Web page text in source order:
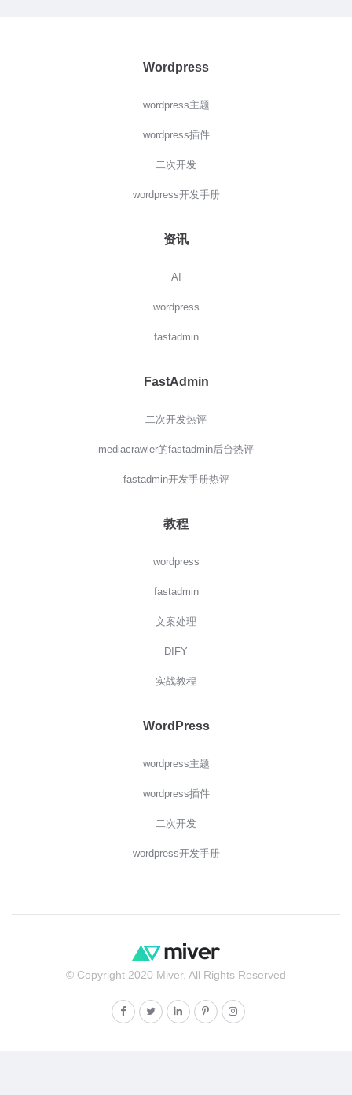
Wordpress
wordpress主题
wordpress插件
二次开发
wordpress开发手册
资讯
AI
wordpress
fastadmin
FastAdmin
二次开发热评
mediacrawler的fastadmin后台热评
fastadmin开发手册热评
教程
wordpress
fastadmin
文案处理
DIFY
实战教程
WordPress
wordpress主题
wordpress插件
二次开发
wordpress开发手册
© Copyright 2020 Miver. All Rights Reserved